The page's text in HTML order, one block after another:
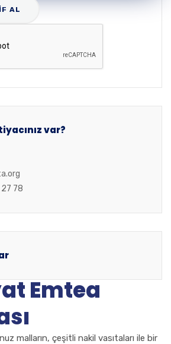
var?
78
Emtea
malların, çeşitli nakil vasıtaları ile bir